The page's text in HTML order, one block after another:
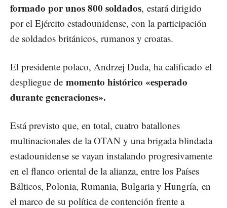
formado por unos 800 soldados, estará dirigido
por el Ejército estadounidense, con la participación
de soldados británicos, rumanos y croatas.
El presidente polaco, Andrzej Duda, ha calificado el
despliegue de momento histórico «esperado
durante generaciones».
Está previsto que, en total, cuatro batallones
multinacionales de la OTAN y una brigada blindada
estadounidense se vayan instalando progresivamente
en el flanco oriental de la alianza, entre los Países
Bálticos, Polonia, Rumania, Bulgaria y Hungría, en
el marco de su política de contención frente a